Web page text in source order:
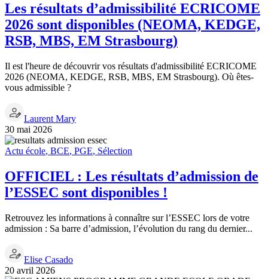
Les résultats d’admissibilité ECRICOME
2026 sont disponibles (NEOMA, KEDGE,
RSB, MBS, EM Strasbourg)
Il est l'heure de découvrir vos résultats d'admissibilité ECRICOME
2026 (NEOMA, KEDGE, RSB, MBS, EM Strasbourg). Où êtes-
vous admissible ?
Laurent Mary
30 mai 2026
Actu école, BCE, PGE, Sélection
OFFICIEL : Les résultats d’admission de
l’ESSEC sont disponibles !
Retrouvez les informations à connaître sur l’ESSEC lors de votre
admission : Sa barre d’admission, l’évolution du rang du dernier...
Elise Casado
20 avril 2026